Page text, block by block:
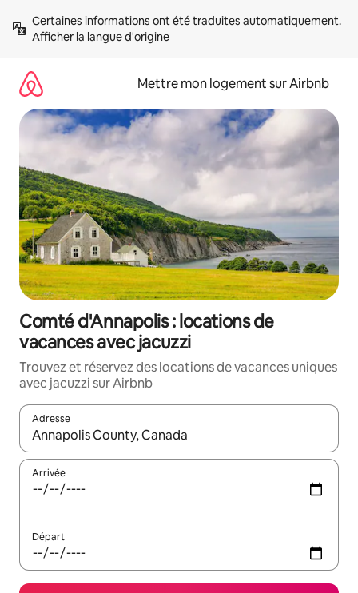
directement
Afficher la langue d'origine
Mettre mon logement sur Airbnb
Comté d'Annapolis : locations de
vacances avec jacuzzi
Trouvez et réservez des locations de vacances uniques
avec jacuzzi sur Airbnb
Adresse
Lorsque les résultats s'affichent, utilisez les flèches vers le
Arrivée
Départ